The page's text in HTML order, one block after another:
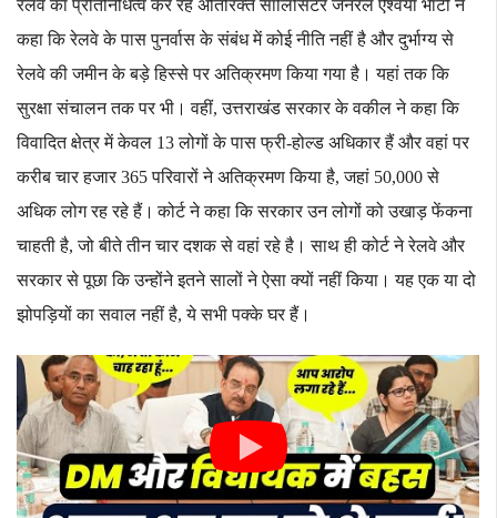
रेलवे का प्रतिनिधित्व कर रहे अतिरिक्त सॉलिसिटर जनरल ऐश्वर्या भाटी ने
कहा कि रेलवे के पास पुनर्वास के संबंध में कोई नीति नहीं है और दुर्भाग्य से
रेलवे की जमीन के बड़े हिस्से पर अतिक्रमण किया गया है। यहां तक ​​कि
सुरक्षा संचालन तक पर भी। वहीं, उत्तराखंड सरकार के वकील ने कहा कि
विवादित क्षेत्र में केवल 13 लोगों के पास फ्री-होल्ड अधिकार हैं और वहां पर
करीब चार हजार 365 परिवारों ने अतिक्रमण किया है, जहां 50,000 से
अधिक लोग रह रहे हैं। कोर्ट ने कहा कि सरकार उन लोगों को उखाड़ फेंकना
चाहती है, जो बीते तीन चार दशक से वहां रहे है। साथ ही कोर्ट ने रेलवे और
सरकार से पूछा कि उन्होंने इतने सालों ने ऐसा क्यों नहीं किया। यह एक या दो
झोपड़ियों का सवाल नहीं है, ये सभी पक्के घर हैं।